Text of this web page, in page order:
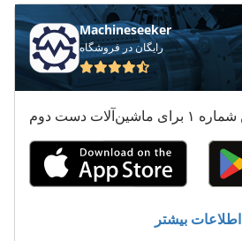
Atlas Copco Ga 90 Ff
Atlas Copco Xas 185
Atlas Copco Xas 186
Atlas Copco Xas 56
Atlas Copco Xas 57
Atlas Copco Xas 57 Dd
Machineseeker
رایگان در فروشگاه
اطلاعات بیشتر